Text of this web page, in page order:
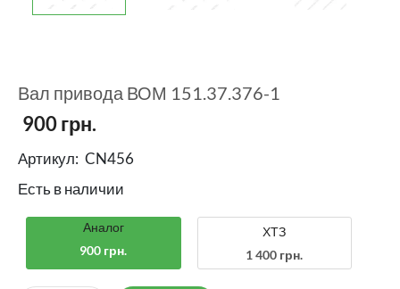
Вал привода ВОМ 151.37.376-1
900грн.
Артикул: CN456
Есть в наличии
Аналог
900 грн.
ХТЗ
1 400 грн.